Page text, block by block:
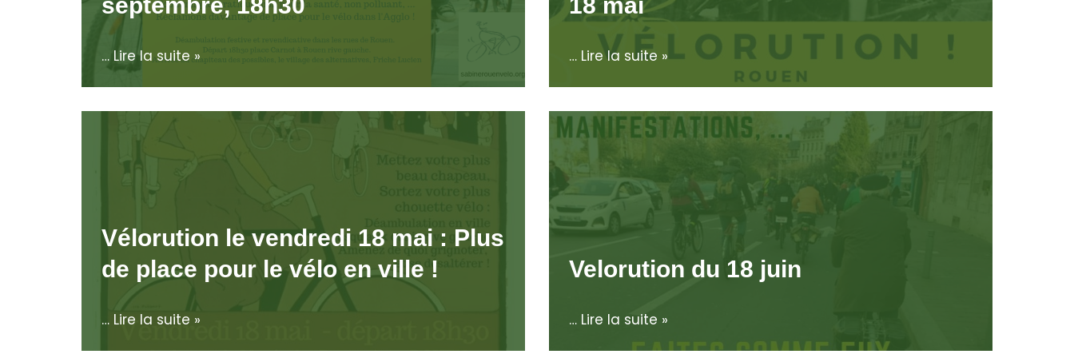
septembre, 18h30
… Lire la suite »
18 mai
… Lire la suite »
Vélorution le vendredi 18 mai : Plus
de place pour le vélo en ville !
… Lire la suite »
Velorution du 18 juin
… Lire la suite »